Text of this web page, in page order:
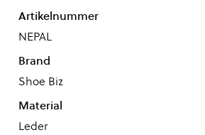
Artikelnummer
NEPAL
Brand
Shoe Biz
Material
Leder